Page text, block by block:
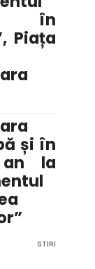
în
Piața
și în
la
STIRI